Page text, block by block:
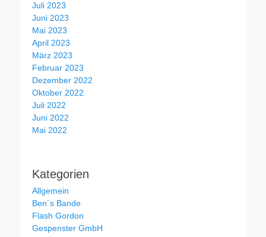
Juli 2023
Juni 2023
Mai 2023
April 2023
März 2023
Februar 2023
Dezember 2022
Oktober 2022
Juli 2022
Juni 2022
Mai 2022
Kategorien
Allgemein
Ben´s Bande
Flash Gordon
Gespenster GmbH